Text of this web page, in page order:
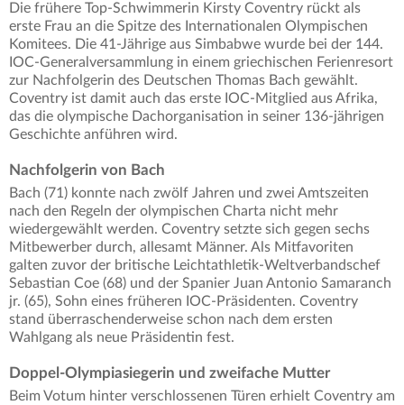
Die frühere Top-Schwimmerin Kirsty Coventry rückt als
erste Frau an die Spitze des Internationalen Olympischen
Komitees. Die 41-Jährige aus Simbabwe wurde bei der 144.
IOC-Generalversammlung in einem griechischen Ferienresort
zur Nachfolgerin des Deutschen Thomas Bach gewählt.
Coventry ist damit auch das erste IOC-Mitglied aus Afrika,
das die olympische Dachorganisation in seiner 136-jährigen
Geschichte anführen wird.
Nachfolgerin von Bach
Bach (71) konnte nach zwölf Jahren und zwei Amtszeiten
nach den Regeln der olympischen Charta nicht mehr
wiedergewählt werden. Coventry setzte sich gegen sechs
Mitbewerber durch, allesamt Männer. Als Mitfavoriten
galten zuvor der britische Leichtathletik-Weltverbandschef
Sebastian Coe (68) und der Spanier Juan Antonio Samaranch
jr. (65), Sohn eines früheren IOC-Präsidenten. Coventry
stand überraschenderweise schon nach dem ersten
Wahlgang als neue Präsidentin fest.
Doppel-Olympiasiegerin und zweifache Mutter
Beim Votum hinter verschlossenen Türen erhielt Coventry am